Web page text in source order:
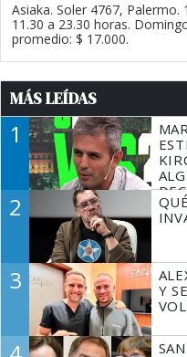
Asiaka. Soler 4767, Palermo.
11.30 a 23.30 horas.
promedio: $ 17.000.
MÁS LEÍDAS
1
2
3
Y